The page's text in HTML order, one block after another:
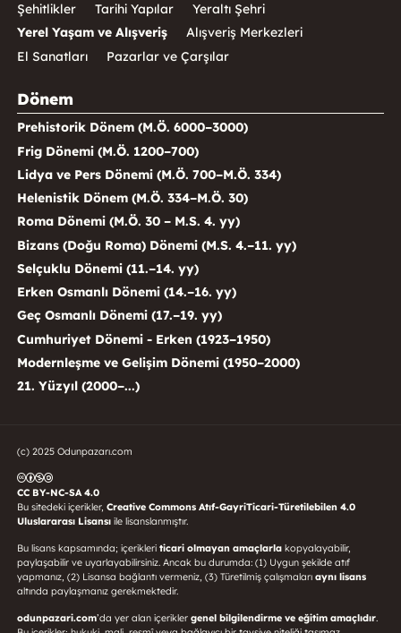
Şehitlikler
Tarihi Yapılar
Yeraltı Şehri
Yerel Yaşam ve Alışveriş
Alışveriş Merkezleri
El Sanatları
Pazarlar ve Çarşılar
Dönem
Prehistorik Dönem (M.Ö. 6000–3000)
Frig Dönemi (M.Ö. 1200–700)
Lidya ve Pers Dönemi (M.Ö. 700–M.Ö. 334)
Helenistik Dönem (M.Ö. 334–M.Ö. 30)
Roma Dönemi (M.Ö. 30 – M.S. 4. yy)
Bizans (Doğu Roma) Dönemi (M.S. 4.–11. yy)
Selçuklu Dönemi (11.–14. yy)
Erken Osmanlı Dönemi (14.–16. yy)
Geç Osmanlı Dönemi (17.–19. yy)
Cumhuriyet Dönemi - Erken (1923–1950)
Modernleşme ve Gelişim Dönemi (1950–2000)
21. Yüzyıl (2000–...)
(c) 2025 Odunpazarı.com
CC BY-NC-SA 4.0
Bu sitedeki içerikler, Creative Commons Atıf-GayriTicari-Türetilebilen 4.0
Uluslararası Lisansı ile lisanslanmıştır.
Bu lisans kapsamında; içerikleri ticari olmayan amaçlarlakopyalayabilir,
paylaşabilir ve uyarlayabilirsiniz. Ancak bu durumda: (1) Uygun şekilde atıf
yapmanız, (2) Lisansa bağlantı vermeniz, (3) Türetilmiş çalışmaları aynı lisans
altında paylaşmanız gerekmektedir.
odunpazari.com’da yer alan içerikler genel bilgilendirme ve eğitim amaçlıdır.